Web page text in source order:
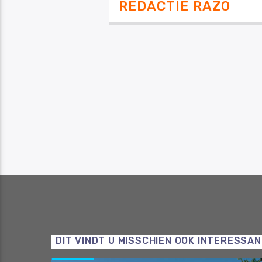
REDACTIE RAZO
DIT VINDT U MISSCHIEN OOK